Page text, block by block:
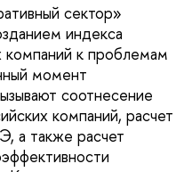
сектор»
индекса
компаний к проблемам
момент
соотнесение
компаний, расчет
а также расчет